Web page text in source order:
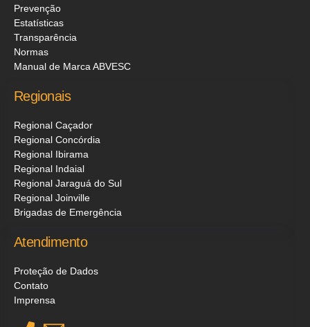
Prevenção
Estatísticas
Transparência
Normas
Manual de Marca ABVESC
Regionais
Regional Caçador
Regional Concórdia
Regional Ibirama
Regional Indaial
Regional Jaraguá do Sul
Regional Joinville
Brigadas de Emergência
Atendimento
Proteção de Dados
Contato
Imprensa